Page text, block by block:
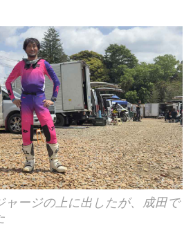
ャージの上に出したが、成田で